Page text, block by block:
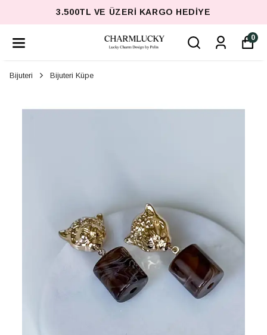
VE ÜZERI KARGO HEDIYE
0
Bijuteri Bijuteri Küpe